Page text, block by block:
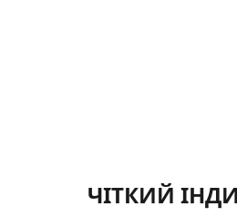
ЧІТКИЙ